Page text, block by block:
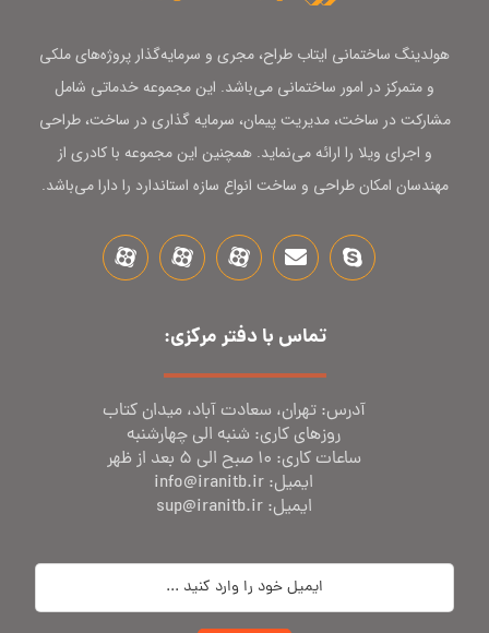
هولدینگ ساختمانی ایتاب طراح، مجری و سرمایه‌گذار پروژه‌های ملکی
و متمرکز در امور ساختمانی می‌باشد. این مجموعه خدماتی شامل
مشارکت در ساخت، مدیریت پیمان، سرمایه گذاری در ساخت، طراحی
و اجرای ویلا را ارائه می‌نماید. همچنین این مجموعه با کادری از
مهندسان امکان طراحی و ساخت انواع سازه استاندارد را دارا می‌باشد.
تماس با دفتر مرکزی:
آدرس: تهران، سعادت آباد، میدان کتاب
روز‌های کاری: شنبه الی چهارشنبه
ساعات کاری: 10 صبح الی 5 بعد از ظهر
ایمیل: info@iranitb.ir
ایمیل: sup@iranitb.ir